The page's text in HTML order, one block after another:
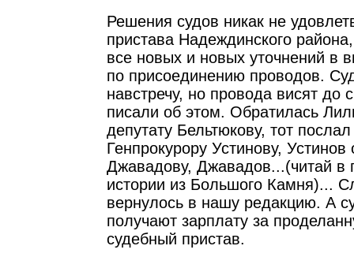
Решения судов никак не
пристава Надеждинского
все новых и новых уточнений в
по присоединению проводов.
навстречу, но провода висят до
писали об этом. Обратилась
депутату Бельтюкову, тот
Генпрокурору Устинову,
Джавадову, Джавадов...(читай в
истории из Большого Камня)...
вернулось в нашу редакцию. А
получают зарплату за
судебный пристав.